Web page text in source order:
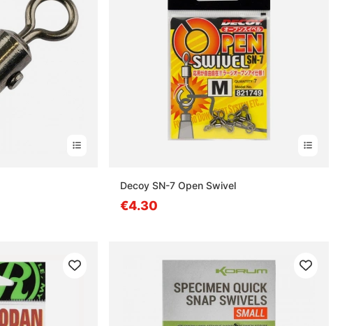
Decoy SN-7 Open Swivel
€4.30